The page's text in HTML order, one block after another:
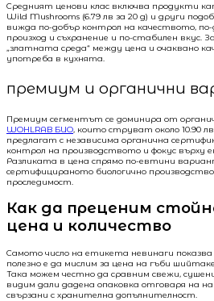
Средният ценови клас включва продукти
Wild Mushrooms (6.79 лв за 20 g) и други
вижда по-добър контрол на качеството,
произход и съхранение и по-стабилен вкус.
„златната среда“ между цена и очаквано
употреба в кухнята.
премиум и органични
Премиум сегментът се доминира от
WOHLRAB БИО, които струват около 10.90
предлагат с независима органична
контрол на производството и фокус върху
Разликата в цена спрямо по-евтини
сертифицираното биологично
проследимост.
Как да преценим
цена и количество
Самото число на етикета невинаги
полезно е да мислим за цена на гъби
Така можем честно да сравним свежи,
видим дали дадена опаковка отговаря на
свързани с хранителна допълнителност.